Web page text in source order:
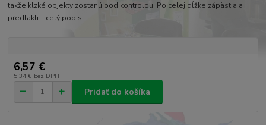
takže klzké objekty zostanú pod kontrolou. Po celej dĺžke zápästia a
predlakti... celý popis
6,57 €
5,34 € bez DPH
Pridať do košíka